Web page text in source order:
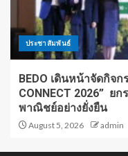
ประชาสัมพันธ์
BEDO เดินหน้าจัดกิจก
CONNECT 2026”
พาณิชย์อย่างยั่งยืน
August 5, 2026 admin